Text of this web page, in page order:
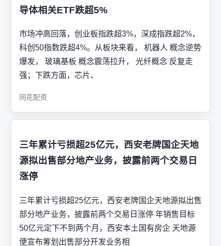
导体相关ETF跌超5%
市场冲高回落，创业板指跌超3%，深成指跌超2%，
科创50指数跌超4%。从板块来看， 机器人 概念逆势
爆发， 玻璃基板 概念震荡拉升， 光纤概念 反复走
强；下跌方面，芯片、
同花配资
三年累计亏损超25亿元，西安老牌国企天地
源拟出售部分地产业务，披露前两个交易日
涨停
三年累计亏损超25亿元，西安老牌国企天地源拟出售
部分地产业务，披露前两个交易日涨停 年销售目标
50亿元定下不到两个月，西安本土国有房企 天地源
便宣布筹划出售部分开发业务相